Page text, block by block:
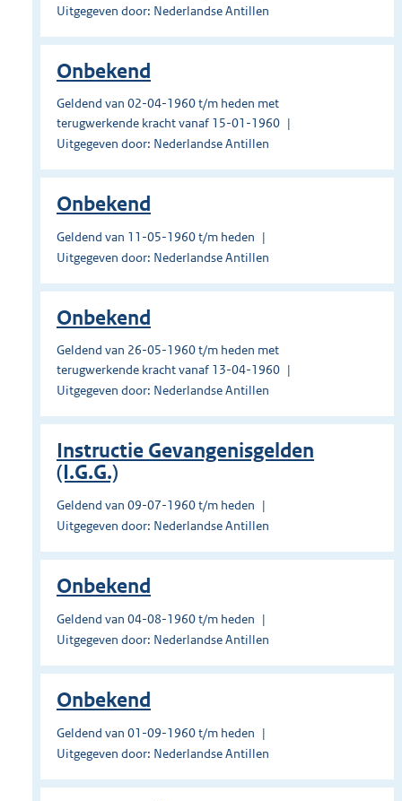
Uitgegeven door: Nederlandse Antillen
Onbekend
Geldend van 02-04-1960 t/m heden met
terugwerkende kracht vanaf 15-01-1960
Uitgegeven door: Nederlandse Antillen
Onbekend
Geldend van 11-05-1960 t/m heden
Uitgegeven door: Nederlandse Antillen
Onbekend
Geldend van 26-05-1960 t/m heden met
terugwerkende kracht vanaf 13-04-1960
Uitgegeven door: Nederlandse Antillen
Instructie Gevangenisgelden
(I.G.G.)
Geldend van 09-07-1960 t/m heden
Uitgegeven door: Nederlandse Antillen
Onbekend
Geldend van 04-08-1960 t/m heden
Uitgegeven door: Nederlandse Antillen
Onbekend
Geldend van 01-09-1960 t/m heden
Uitgegeven door: Nederlandse Antillen